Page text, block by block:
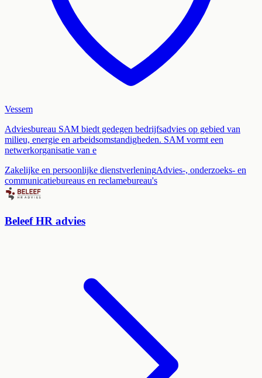
Vessem
Adviesbureau SAM biedt gedegen bedrijfsadvies op gebied van
milieu, energie en arbeidsomstandigheden. SAM vormt een
netwerkorganisatie van e
Zakelijke en persoonlijke dienstverleningAdvies-, onderzoeks- en
communicatiebureaus en reclamebureau's
Beleef HR advies